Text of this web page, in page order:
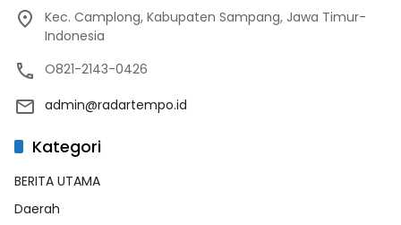
Kec. Camplong, Kabupaten Sampang, Jawa Timur-
Indonesia
O821-2143-0426
admin@radartempo.id
Kategori
BERITA UTAMA
Daerah